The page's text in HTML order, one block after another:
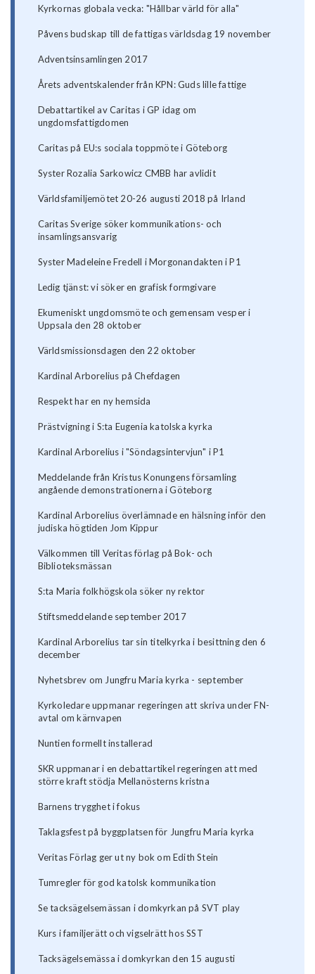
Kyrkornas globala vecka: "Hållbar värld för alla"
Påvens budskap till de fattigas världsdag 19 november
Adventsinsamlingen 2017
Årets adventskalender från KPN: Guds lille fattige
Debattartikel av Caritas i GP idag om
ungdomsfattigdomen
Caritas på EU:s sociala toppmöte i Göteborg
Syster Rozalia Sarkowicz CMBB har avlidit
Världsfamiljemötet 20-26 augusti 2018 på Irland
Caritas Sverige söker kommunikations- och
insamlingsansvarig
Syster Madeleine Fredell i Morgonandakten i P1
Ledig tjänst: vi söker en grafisk formgivare
Ekumeniskt ungdomsmöte och gemensam vesper i
Uppsala den 28 oktober
Världsmissionsdagen den 22 oktober
Kardinal Arborelius på Chefdagen
Respekt har en ny hemsida
Prästvigning i S:ta Eugenia katolska kyrka
Kardinal Arborelius i "Söndagsintervjun" i P1
Meddelande från Kristus Konungens församling
angående demonstrationerna i Göteborg
Kardinal Arborelius överlämnade en hälsning inför den
judiska högtiden Jom Kippur
Välkommen till Veritas förlag på Bok- och
Biblioteksmässan
S:ta Maria folkhögskola söker ny rektor
Stiftsmeddelande september 2017
Kardinal Arborelius tar sin titelkyrka i besittning den 6
december
Nyhetsbrev om Jungfru Maria kyrka - september
Kyrkoledare uppmanar regeringen att skriva under FN-
avtal om kärnvapen
Nuntien formellt installerad
SKR uppmanar i en debattartikel regeringen att med
större kraft stödja Mellanösterns kristna
Barnens trygghet i fokus
Taklagsfest på byggplatsen för Jungfru Maria kyrka
Veritas Förlag ger ut ny bok om Edith Stein
Tumregler för god katolsk kommunikation
Se tacksägelsemässan i domkyrkan på SVT play
Kurs i familjerätt och vigselrätt hos SST
Tacksägelsemässa i domkyrkan den 15 augusti